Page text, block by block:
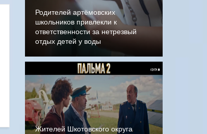
Родителей артёмовских
школьников привлекли к
ответственности за нетрезвый
отдых детей у воды
Жителей Шкотовского округа